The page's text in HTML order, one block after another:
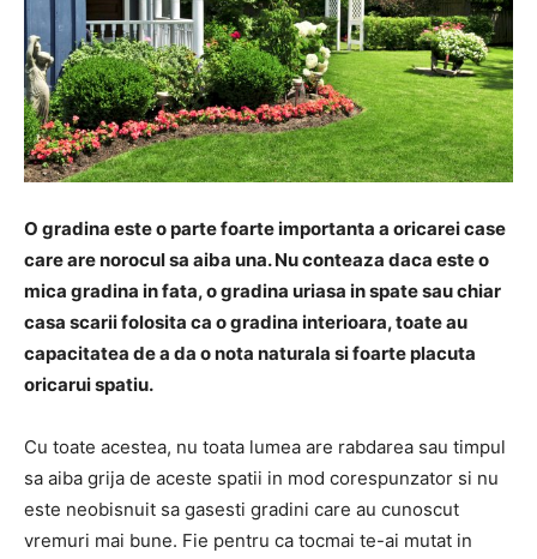
O gradina este o parte foarte importanta a oricarei case
care are norocul sa aiba una. Nu conteaza daca este o
mica gradina in fata, o gradina uriasa in spate sau chiar
casa scarii folosita ca o gradina interioara, toate au
capacitatea de a da o nota naturala si foarte placuta
oricarui spatiu.
Cu toate acestea, nu toata lumea are rabdarea sau timpul
sa aiba grija de aceste spatii in mod corespunzator si nu
este neobisnuit sa gasesti gradini care au cunoscut
vremuri mai bune. Fie pentru ca tocmai te-ai mutat in